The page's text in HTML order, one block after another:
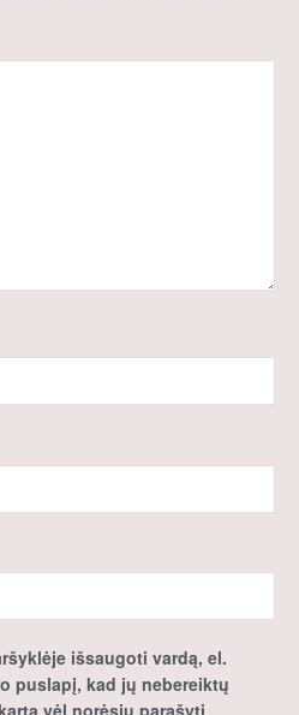
išsaugoti vardą, el.
puslapį, kad jų nebereiktų